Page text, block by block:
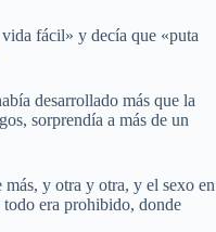
fácil» y decía que «puta
desarrollado más que la
sorprendía a más de un
y otra y otra, y el sexo en
era prohibido, donde